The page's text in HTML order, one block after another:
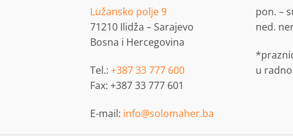
Lužansko polje 9
71210 Ilidža – Sarajevo
Bosna i Hercegovina
Tel.: +387 33 777 600
Fax: +387 33 777 601
E-mail: info@solomaher.ba
pon. –
ned.
u